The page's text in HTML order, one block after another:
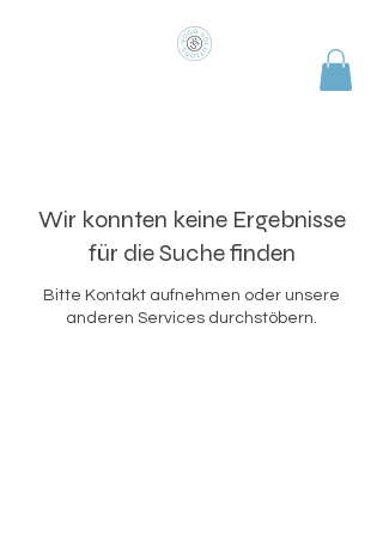
Wir konnten keine Ergebnisse
für die Suche finden
Bitte Kontakt aufnehmen oder unsere
anderen Services durchstöbern.